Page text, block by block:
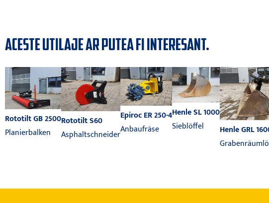
ACESTE UTILAJE AR PUTEA FI INTERESANT.
Rototilt GB 2500
Planierbalken
Rototilt S60
Asphaltschneider
Epiroc ER 250-4
Anbaufräse
Henle SL 1000
Sieblöffel
Henle GRL